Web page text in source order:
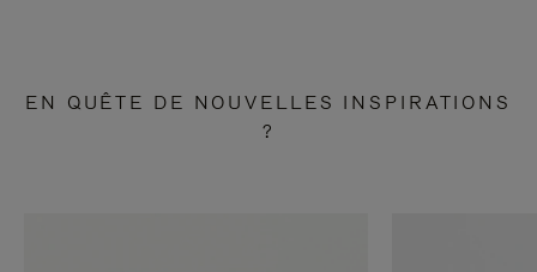
EN QUÊTE DE NOUVELLES INSPIRATIONS
?